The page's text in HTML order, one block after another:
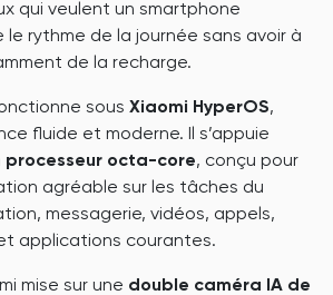
qui veulent un smartphone
le rythme de la journée sans avoir à
de la recharge.
sous Xiaomi HyperOS,
fluide et moderne. Il s’appuie
processeur octa-core, conçu pour
agréable sur les tâches du
messagerie, vidéos, appels,
applications courantes.
mise sur une double caméra IA de